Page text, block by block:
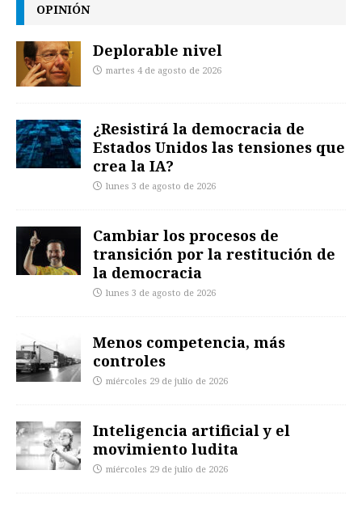
OPINIÓN
Deplorable nivel
martes 4 de agosto de 2026
¿Resistirá la democracia de
Estados Unidos las tensiones que
crea la IA?
lunes 3 de agosto de 2026
Cambiar los procesos de
transición por la restitución de
la democracia
lunes 3 de agosto de 2026
Menos competencia, más
controles
miércoles 29 de julio de 2026
Inteligencia artificial y el
movimiento ludita
miércoles 29 de julio de 2026